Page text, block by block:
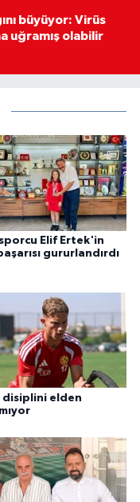
büyüyor: Virüs
uğramış olabilir
Elif Ertek'in
gururlandırdı
disiplini elden